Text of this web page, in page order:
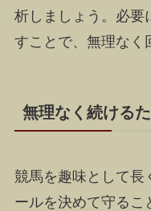
析しましょう。必要
すことで、無理なく
無理なく続ける
競馬を趣味として長
ールを決めて守るこ